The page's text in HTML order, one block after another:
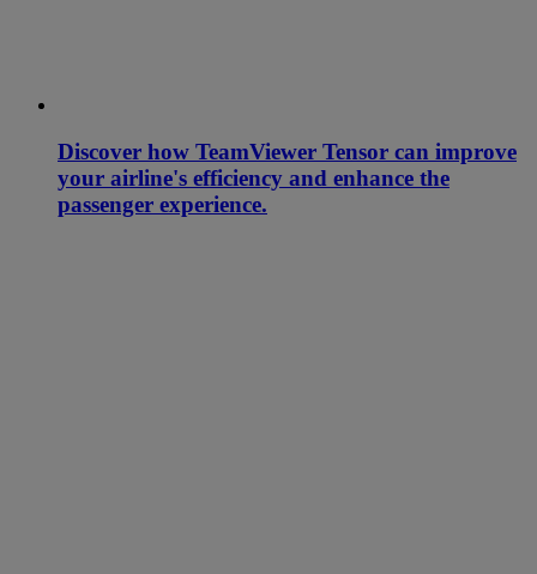
Discover how TeamViewer Tensor can improve
your airline's efficiency and enhance the
passenger experience.